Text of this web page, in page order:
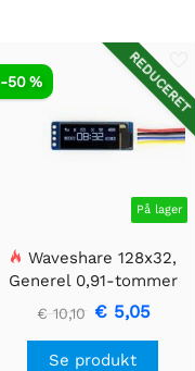
REDUCERET
På lager
-50 %
Waveshare 128x32,
Generel 0,91-tommer
OLED displaymodul
€ 10,10 € 5,05
Se produkt